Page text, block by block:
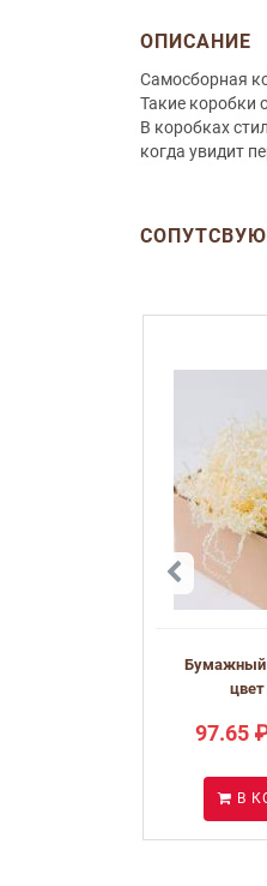
ОПИСАНИЕ
Самосборная
Такие коробки
В коробках
когда увидит
Бумажный
97.65
В